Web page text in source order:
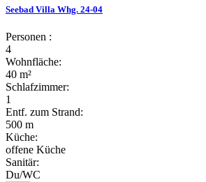
Seebad Villa Whg. 24-04
Personen :
4
Wohnfläche:
40 m²
Schlafzimmer:
1
Entf. zum Strand:
500 m
Küche:
offene Küche
Sanitär:
Du/WC